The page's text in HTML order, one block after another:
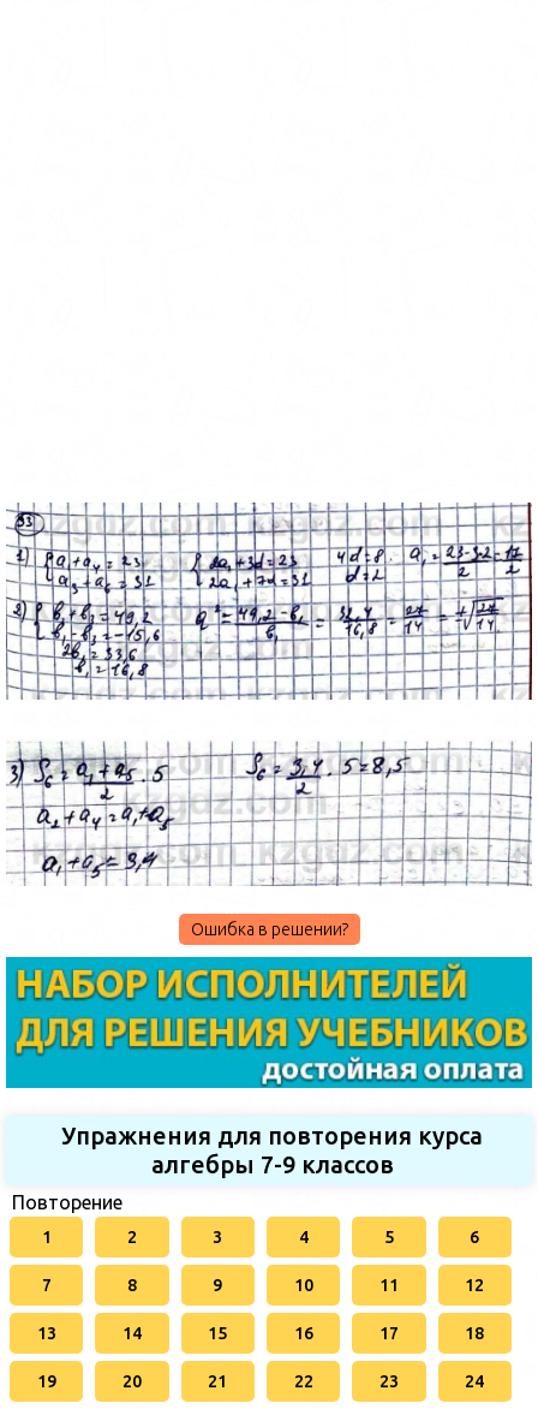
Ошибка в решении?
Упражнения для повторения курса
алгебры 7-9 классов
Повторение
1 2 3 4 5 6
7 8 9 10 11 12
13 14 15 16 17 18
19 20 21 22 23 24